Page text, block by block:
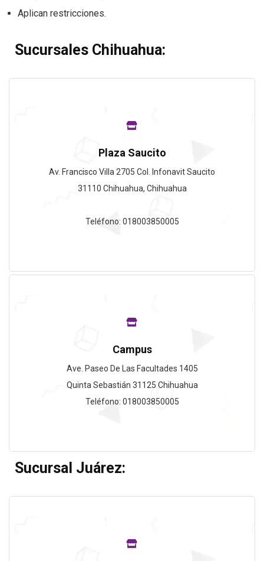
Aplican restricciones.
Sucursales Chihuahua:
Plaza Saucito
Av. Francisco Villa 2705 Col. Infonavit Saucito
31110 Chihuahua, Chihuahua
Teléfono: 018003850005
Campus
Ave. Paseo De Las Facultades 1405
Quinta Sebastián 31125 Chihuahua
Teléfono: 018003850005
Sucursal Juárez: